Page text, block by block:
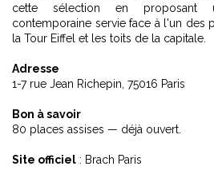
cette sélection en proposant
contemporaine servie face à l'un des
la Tour Eiffel et les toits de la capitale.
Adresse
1-7 rue Jean Richepin, 75016 Paris
Bon à savoir
80 places assises — déjà ouvert.
Site officiel : Brach Paris